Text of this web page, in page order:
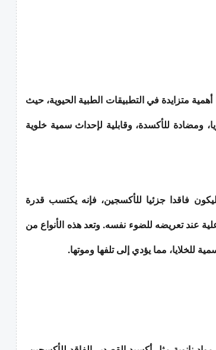
متزايدة في التطبيقات الطبية الحيوية، حيث
ومضادة للأكسدة، وقابلية لإحداث سمية خلوية
فاقدا جزئيا للأكسجين، فإنه يكتسب قدرة
عند تعريضه للضوء نفسه. وتعد هذه الأنواع من
للخلايا، مما يؤدي إلى تلفها وموتها.